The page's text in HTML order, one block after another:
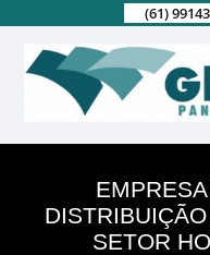
(61)
SETOR